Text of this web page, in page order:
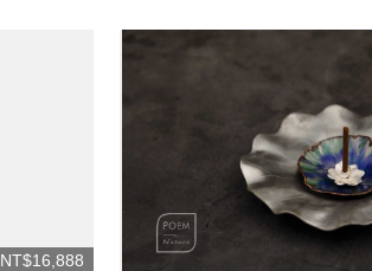
NT$16,888